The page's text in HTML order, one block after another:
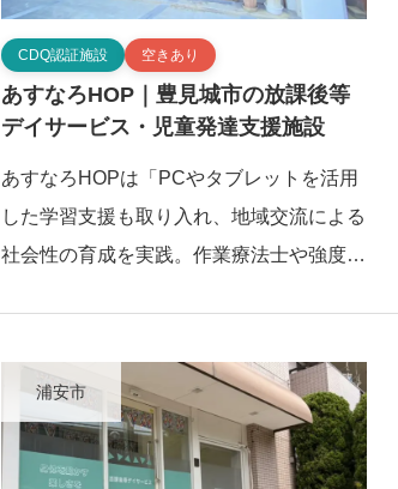
CDQ認証施設 空きあり
あすなろHOP｜豊見城市の放課後等
デイサービス・児童発達支援施設
あすなろHOPは「PCやタブレットを活用
した学習支援も取り入れ、地域交流による
社会性の育成を実践。作業療法士や強度行
浦安市